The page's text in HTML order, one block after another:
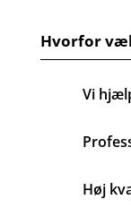
Hvorfor
Vi
Høj